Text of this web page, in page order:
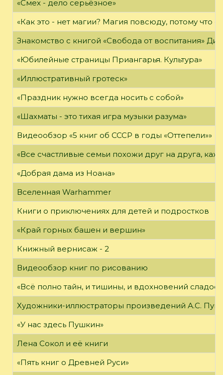
«Смех - дело серьёзное»
«Как это - нет магии? Магия повсюду, потому что
Знакомство с книгой «Свобода от воспитания»
«Юбилейные страницы Приангарья. Культура»
«Иллюстративный гротеск»
«Праздник нужно всегда носить с собой»
«Шахматы - это тихая игра музыки разума»
Видеообзор «5 книг об СССР в годы «Оттепели»»
«Все счастливые семьи похожи друг на друга,
«Добрая дама из Ноана»
Вселенная Warhammer
Книги о приключениях для детей и подростков
«Край горных башен и вершин»
Книжный вернисаж - 2
Видеообзор книг по рисованию
«Всё полно тайн, и тишины, и вдохновений
Художники-иллюстраторы произведений А.С.
«У нас здесь Пушкин»
Лена Сокол и её книги
«Пять книг о Древней Руси»